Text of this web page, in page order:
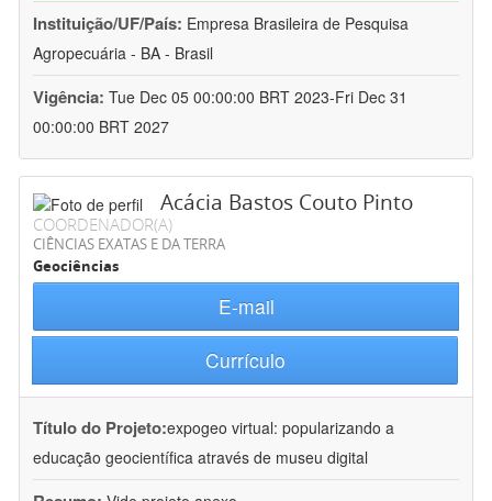
Instituição/UF/País: Empresa Brasileira de Pesquisa
Agropecuária - BA - Brasil
Vigência: Tue Dec 05 00:00:00 BRT 2023-Fri Dec 31
00:00:00 BRT 2027
Acácia Bastos Couto Pinto
COORDENADOR(A)
CIÊNCIAS EXATAS E DA TERRA
Geociências
E-mail
Currículo
Título do Projeto:expogeo virtual: popularizando a
educação geocientífica através de museu digital